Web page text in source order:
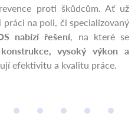
proti škůdcům. Ať už
na poli, či specializovaný
nabízí řešení, na které se
vysoký výkon a
efektivitu a kvalitu práce.